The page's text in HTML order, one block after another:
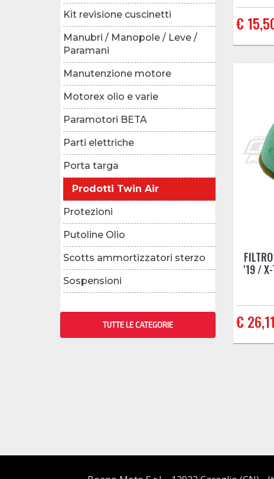
Kit revisione cuscinetti
Manubri / Manopole / Leve /
Paramani
Manutenzione motore
Motorex olio e varie
Paramotori BETA
Parti elettriche
Porta targa
Prodotti Twin Air
Protezioni
Putoline Olio
Scotts ammortizzatori sterzo
Sospensioni
TUTTE LE CATEGORIE
€
'19 /
€ 26,11